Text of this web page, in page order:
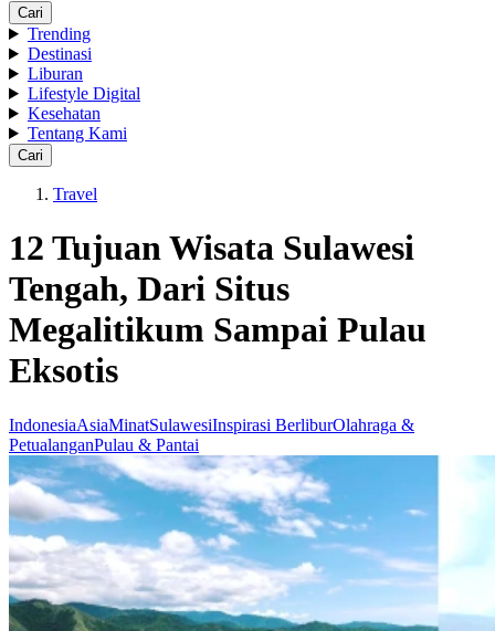
Cari
Trending
Destinasi
Liburan
Lifestyle Digital
Kesehatan
Tentang Kami
Cari
Travel
12 Tujuan Wisata Sulawesi
Tengah, Dari Situs
Megalitikum Sampai Pulau
Eksotis
IndonesiaAsiaMinatSulawesiInspirasi BerliburOlahraga &
PetualanganPulau & Pantai